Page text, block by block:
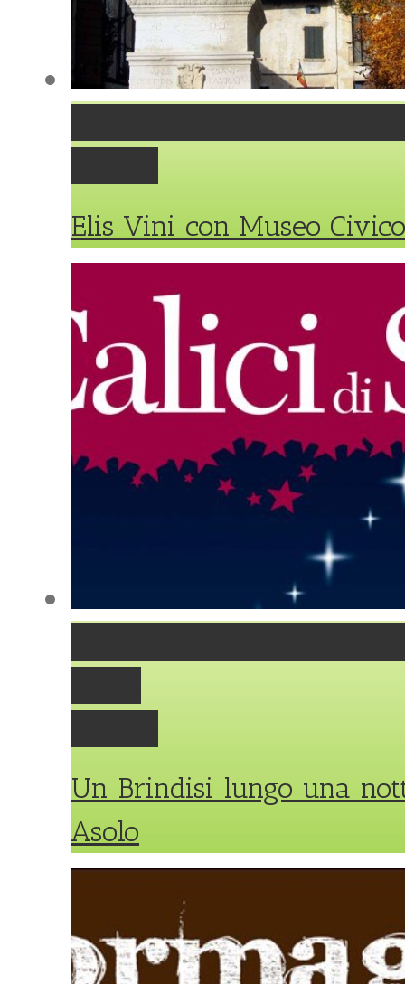
Elis Vini con Museo
Un Brindisi lungo una
Asolo